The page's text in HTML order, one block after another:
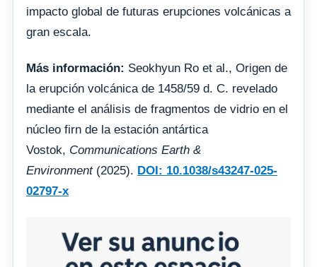
impacto global de futuras erupciones volcánicas a
gran escala.
Más información: Seokhyun Ro et al., Origen de
la erupción volcánica de 1458/59 d. C. revelado
mediante el análisis de fragmentos de vidrio en el
núcleo firn de la estación antártica
Vostok, Communications Earth &
Environment(2025). DOI: 10.1038/s43247-025-
02797-x